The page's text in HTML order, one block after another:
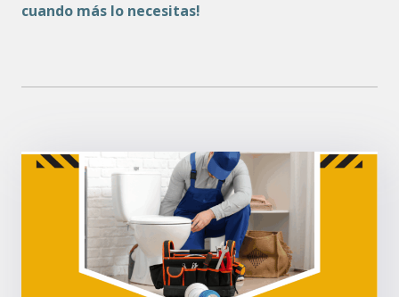
cuando más lo necesitas!